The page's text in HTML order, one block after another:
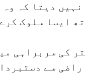
دیتا کہ وہ
ایسا سلوک
کی سربراہی
سے